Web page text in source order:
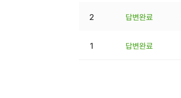
2 답변완료
1 답변완료